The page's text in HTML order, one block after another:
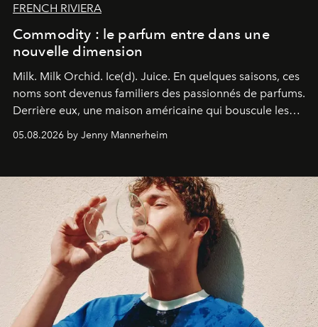
FRENCH RIVIERA
Commodity : le parfum entre dans une
nouvelle dimension
Milk. Milk Orchid. Ice(d). Juice. En quelques saisons, ces
noms sont devenus familiers des passionnés de parfums.
Derrière eux, une maison américaine qui bouscule les
codes de la parfumerie contemporaine en proposant
une approche aussi intuitive que personnelle :
05.08.2026 by Jenny Mannerheim